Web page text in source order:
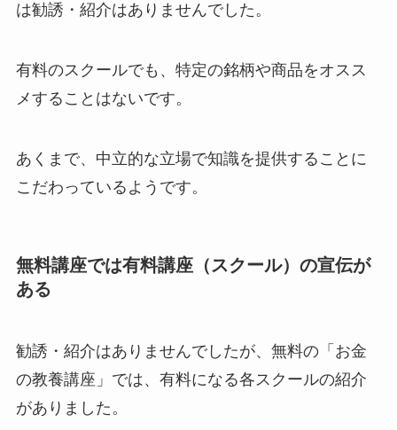
は勧誘・紹介はありませんでした。
有料のスクールでも、特定の銘柄や商品をオスス
メすることはないです。
あくまで、中立的な立場で知識を提供することに
こだわっているようです。
無料講座では有料講座（スクール）の宣伝が
ある
勧誘・紹介はありませんでしたが、無料の「お金
の教養講座」では、有料になる各スクールの紹介
がありました。